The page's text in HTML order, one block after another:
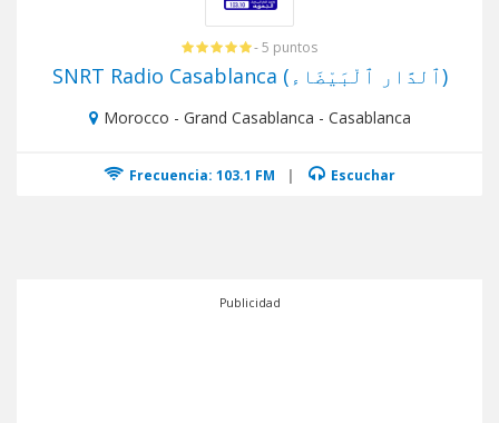
- 5 puntos
SNRT Radio Casablanca (ٱلدَّار ٱلْبَيْضَاء)
Morocco - Grand Casablanca - Casablanca
Frecuencia: 103.1 FM | Escuchar
Publicidad